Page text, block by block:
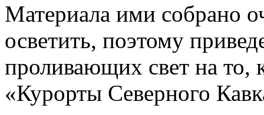
Материала ими собрано
осветить, поэтому
проливающих свет на то,
«Курорты Северного